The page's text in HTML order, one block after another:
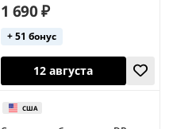
1 690 ₽
+ 51 бонус